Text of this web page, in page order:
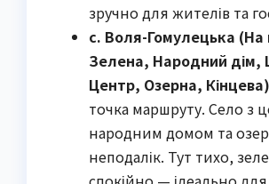
зручно для жителів та
с. Воля-Гомулецька (На
Зелена, Народний дім,
Центр, Озерна, Кінцева)
точка маршруту. Село з
народним домом та
неподалік. Тут тихо,